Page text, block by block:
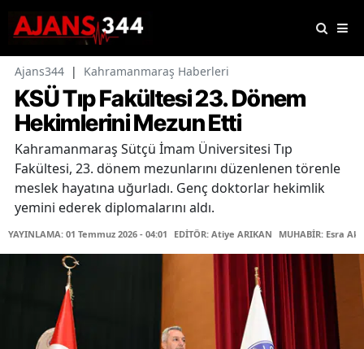
Ajans344 | Kahramanmaraş Haberleri
KSÜ Tıp Fakültesi 23. Dönem
Hekimlerini Mezun Etti
Kahramanmaraş Sütçü İmam Üniversitesi Tıp
Fakültesi, 23. dönem mezunlarını düzenlenen törenle
meslek hayatına uğurladı. Genç doktorlar hekimlik
yemini ederek diplomalarını aldı.
YAYINLAMA: 01 Temmuz 2026 - 04:01 EDİTÖR: Atiye ARIKAN MUHABİR: Esra